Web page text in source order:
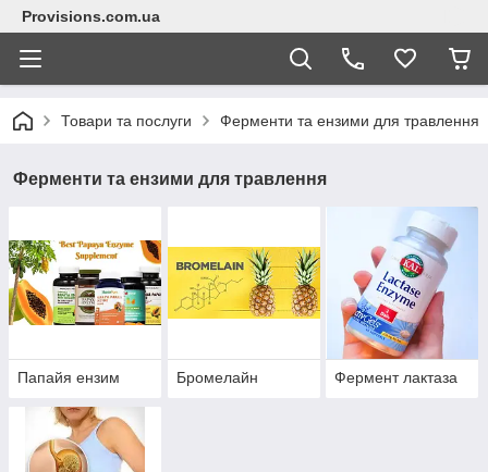
Provisions.com.ua
Товари та послуги Ферменти та ензими для травлення
Ферменти та ензими для травлення
Папайя ензим Бромелайн Фермент лактаза